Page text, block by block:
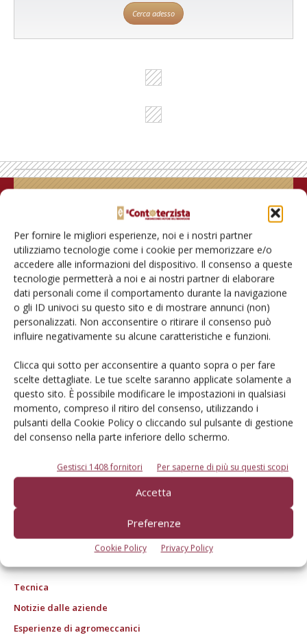
Per fornire le migliori esperienze, noi e i nostri partner
utilizziamo tecnologie come i cookie per memorizzare e/o
accedere alle informazioni del dispositivo. Il consenso a queste
tecnologie permetterà a noi e ai nostri partner di elaborare
dati personali come il comportamento durante la navigazione
o gli ID univoci su questo sito e di mostrare annunci (non)
personalizzati. Non acconsentire o ritirare il consenso può
influire negativamente su alcune caratteristiche e funzioni.
Clicca qui sotto per acconsentire a quanto sopra o per fare
scelte dettagliate. Le tue scelte saranno applicate solamente a
questo sito. È possibile modificare le impostazioni in qualsiasi
momento, compreso il ritiro del consenso, utilizzando i
pulsanti della Cookie Policy o cliccando sul pulsante di gestione
del consenso nella parte inferiore dello schermo.
Gestisci 1408 fornitori Per saperne di più su questi scopi
Accetta
Preferenze
Cookie Policy Privacy Policy
Cerca adesso
Rimani aggiornato sul mondo
dell’agricoltura
Iscriviti alle nostre newsletter
© Tecniche Nuove Spa. Tutti i diritti riservati. Sede legale Via Eritrea 21 -
20157 Milano | Codice fiscale, Partita IVA e Iscrizione al Registro delle
imprese di Milano: 00753480151
Registrazione Tribunale di Milano n. 71 del 05/03/2014 (Precedentemente
registrata presso il Tribunale di Bologna n. 6111 del 12/06/1992)
ROC "Poste italiane Spa sped. Abbonamento Postale DL 353/2003 conv. L.
Tecnica
Notizie dalle aziende
Esperienze di agromeccanici